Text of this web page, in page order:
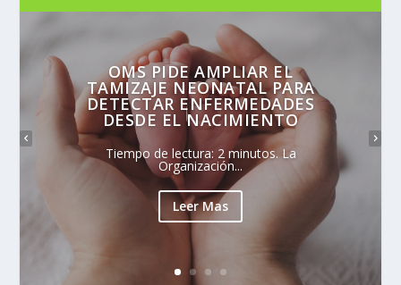
OMS PIDE AMPLIAR EL
TAMIZAJE NEONATAL PARA
DETECTAR ENFERMEDADES
DESDE EL NACIMIENTO
Tiempo de lectura: 2 minutos. La
Organización...
Leer Mas